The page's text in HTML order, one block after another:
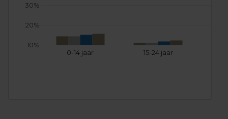
0-14 jaar 15-24 jaar
10%
20%
30%